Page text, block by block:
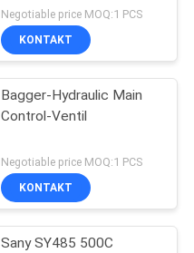
Negotiable price MOQ:1 PCS
KONTAKT
Bagger-Hydraulic Main
Control-Ventil
Negotiable price MOQ:1 PCS
KONTAKT
Sany SY485 500C